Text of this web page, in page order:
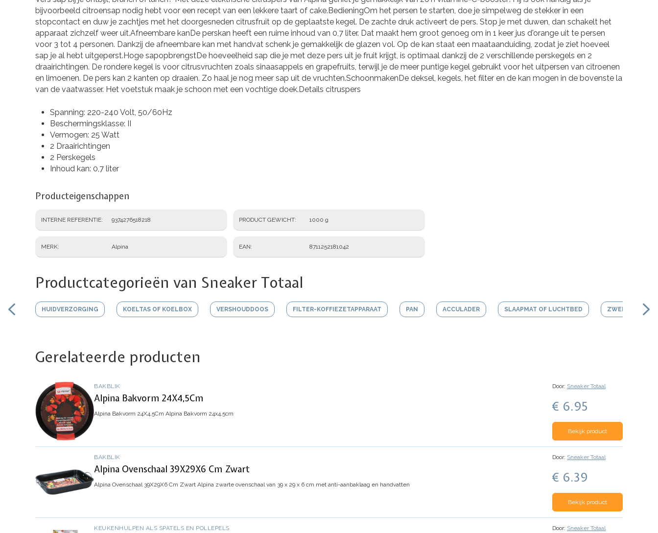
bijvoorbeeld citroensap nodig hebt voor een recept van een lekkere taart of cake.BedieningOm het persen te starten, doe je simpelweg de stekker in een
stopcontact en duw je zachtjes met het doorgesneden citrusfruit op de geplaatste kegel. De zachte druk activeert de pers. Stop je met duwen, dan schakelt het
apparaat zichzelf weer uit.Afneembare kanDe perskan heeft een ruime inhoud van 0,7 liter. Dat maakt hem groot genoeg om in 1 keer jus d'orange uit te persen
voor 3 tot 4 personen. Dankzij de afneembare kan met handvat schenk je gemakkelijk de glazen vol. Op de kan staat een maataanduiding, zodat je ziet hoeveel
sap je al hebt uitgeperst.Hoge sapopbrengstDe hoeveelheid sap die je met deze pers uit je fruit krijgt, is optimaal dankzij de 2 verschillende perskegels en 2
draairichtingen. De rondere kegel is voor citrusvruchten zoals sinaasappels en grapefruits, terwijl je de meer puntige kegel gebruikt voor het uitpersen van citroenen
en limoenen. De pers kan 2 kanten op draaien. Zo haal je nog meer sap uit de vruchten.SchoonmakenDe deksel, kegels, het filter en de kan mogen in de bovenste la
van de vaatwasser. Het voetstuk maak je schoon met een vochtige doek.Details citruspers
Spanning: 220-240 Volt, 50/60Hz
Beschermingsklasse: II
Vermogen: 25 Watt
2 Draairichtingen
2 Perskegels
Inhoud kan: 0,7 liter
Producteigenschappen
INTERNE REFERENTIE 9374276518218
MERK Alpina
PRODUCT GEWICHT 1000 g
EAN 8711252181042
Productcategorieën van Sneaker Totaal
HUIDVERZORGING KOELTAS OF KOELBOX VERSHOUDDOOS FILTER-KOFFIEZETAPPARAAT PAN ACCULADER SLAAPMAT OF LUCHTBED ZWEMBAD
Gerelateerde producten
BAKBLIK
Alpina Bakvorm 24X4,5Cm
Alpina Bakvorm 24X4,5Cm Alpina Bakvorm 24x4,5cm
Door: Sneaker Totaal
€ 6.95
Bekijk product
BAKBLIK
Alpina Ovenschaal 39X29X6 Cm Zwart
Alpina Ovenschaal 39X29X6 Cm Zwart Alpina zwarte ovenschaal van 39 x 29 x 6 cm met anti-aanbaklaag en handvatten
Door: Sneaker Totaal
€ 6.39
Bekijk product
KEUKENHULPEN ALS SPATELS EN POLLEPELS Door: Sneaker Totaal